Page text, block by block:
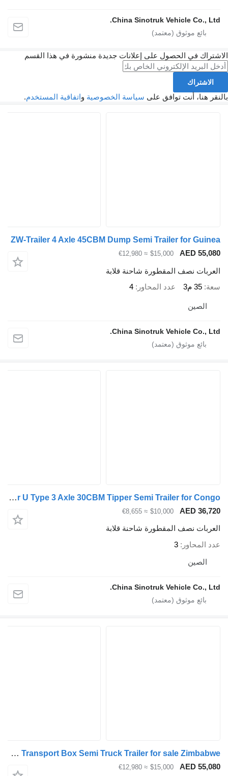
China Sinotruk Vehicle Co.,
في الحصول على إعلانات جديدة منشورة في هذا القسم
الاشتراك
هنا، أنت توافق علىسياسة الخصوصيةواتفاقية المستخدم.
ZW-Trailer 4 Axle 45CBM Dump Semi Trailer for
AED
$15,000
≈ €12,980
نصف المقطورة شاحنة قلابة
35 م3 عدد المحاور 4
الصين
China Sinotruk Vehicle Co.,
ZW-Trailer U Type 3 Axle 30CBM Tipper Semi Trailer for Congo
AED
$10,000
≈ €8,655
نصف المقطورة شاحنة قلابة
المحاور 3
الصين
China Sinotruk Vehicle Co.,
ZW-Trailer Cargo Transport Box Semi Truck Trailer for sale Zimbabwe
AED
$15,000
≈ €12,980